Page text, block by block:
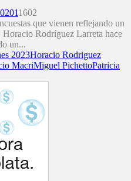
11602
que vienen reflejando un
Rodríguez Larreta hace
un...
2023Horacio Rodriguez
MacriMiguel PichettoPatricia